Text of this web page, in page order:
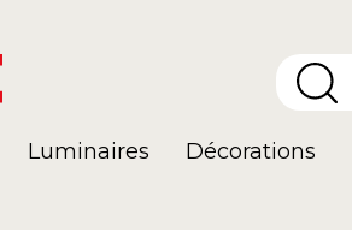
Luminaires Décorations